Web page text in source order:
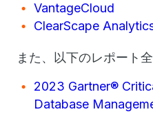
VantageCloud
ClearScape
また、以下のレポート
2023 Gartner®
Database